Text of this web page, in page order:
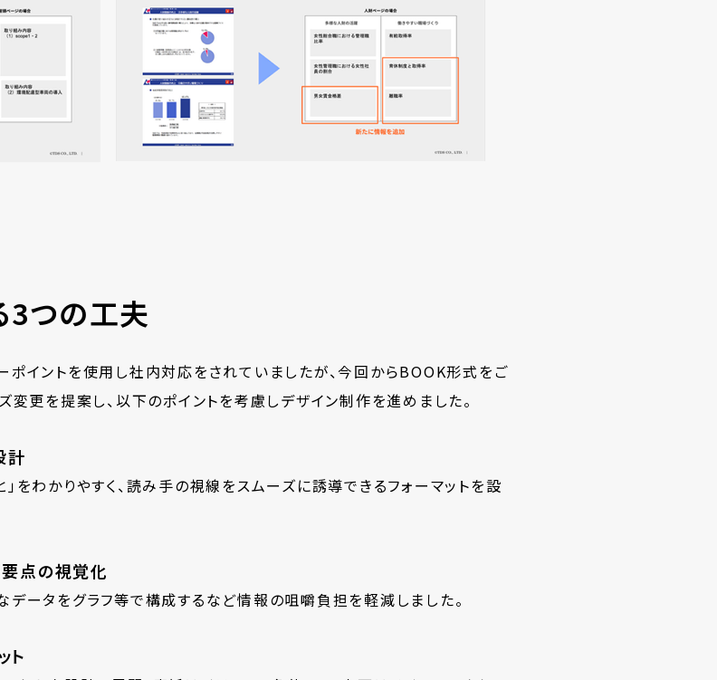
3つの工夫
ポイントを使用し社内対応をされていましたが、今回からBOOK形式をご
変更を提案し、以下のポイントを考慮しデザイン制作を進めました。
計
をわかりやすく、読み手の視線をスムーズに誘導できるフォーマットを設
要点の視覚化
データをグラフ等で構成するなど情報の咀嚼負担を軽減しました。
ト